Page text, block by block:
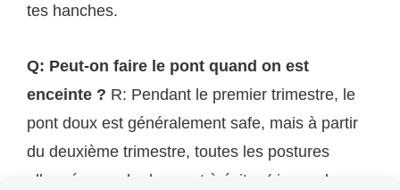
tes hanches.
Q: Peut-on faire le pont quand on est
enceinte ? R: Pendant le premier trimestre, le
pont doux est généralement safe, mais à partir
du deuxième trimestre, toutes les postures
allongées sur le dos sont à éviter (risque de